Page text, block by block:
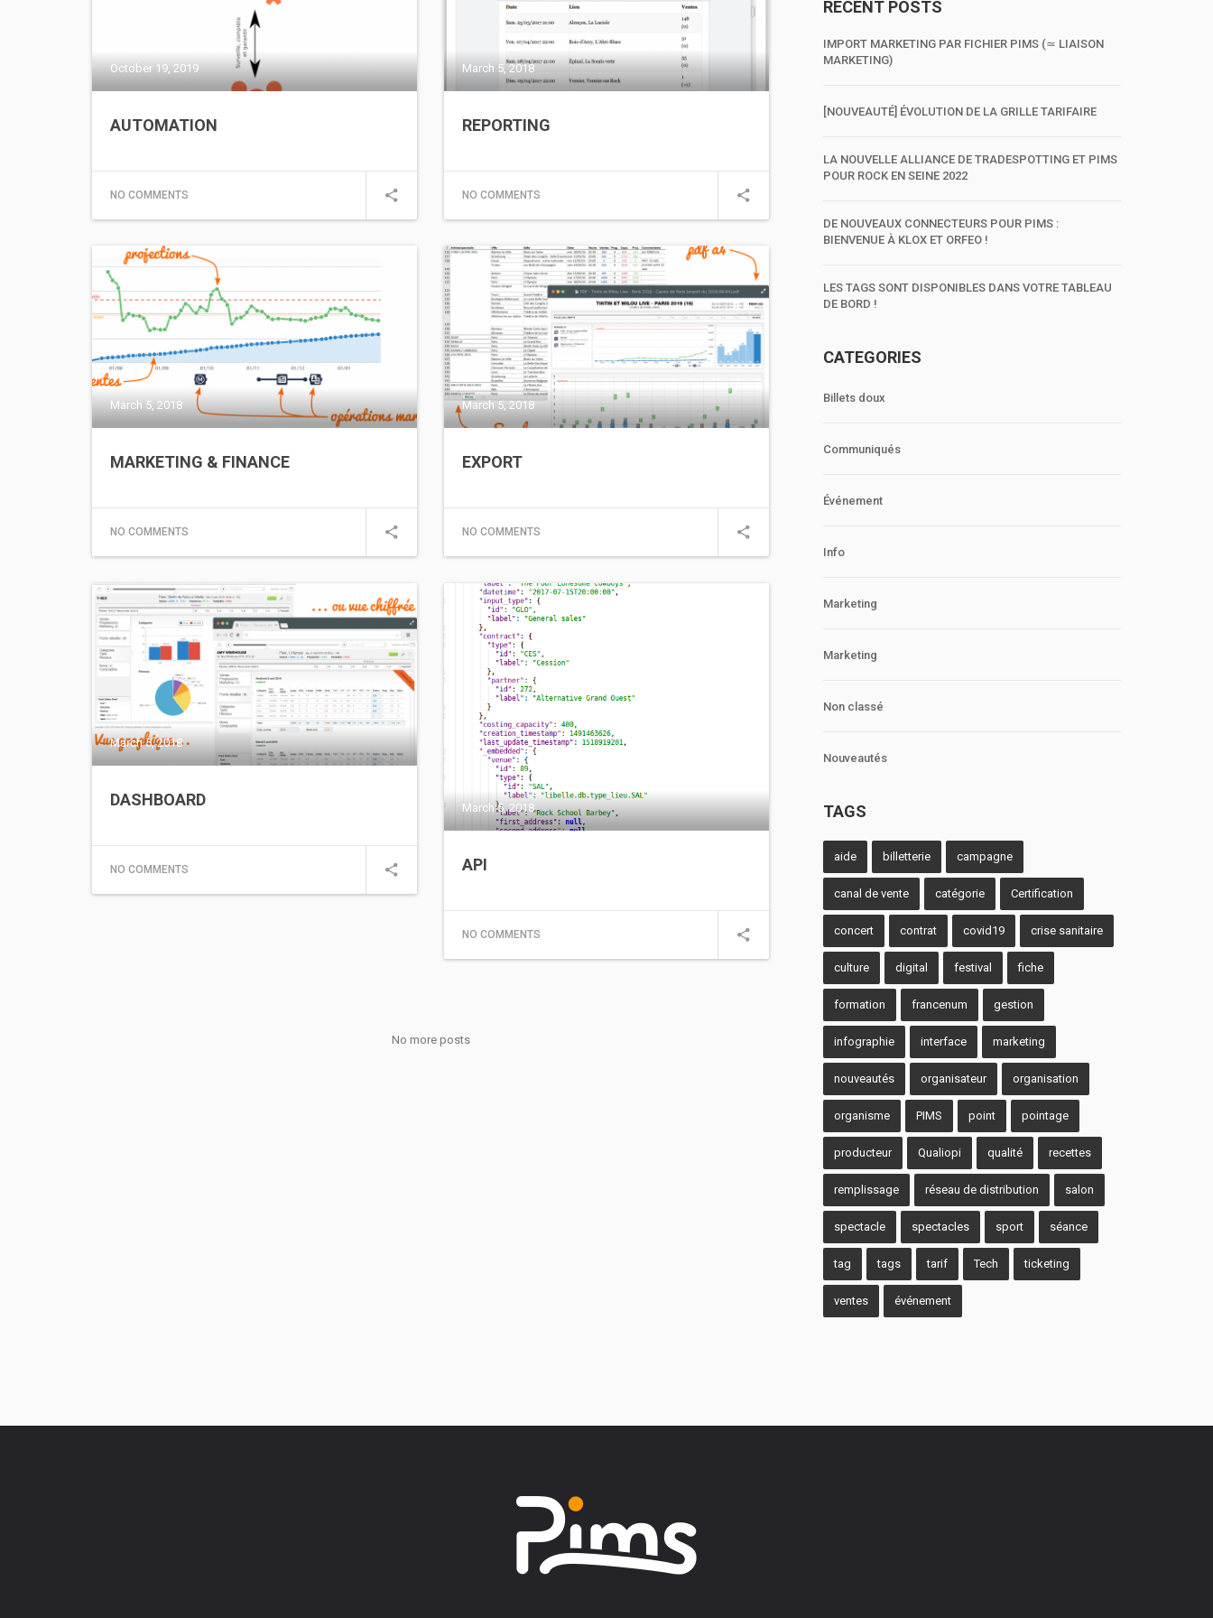
October 19, 2019
AUTOMATION
NO COMMENTS
March 5, 2018
REPORTING
NO COMMENTS
March 5, 2018
MARKETING & FINANCE
NO COMMENTS
March 5, 2018
EXPORT
NO COMMENTS
March 5, 2018
DASHBOARD
NO COMMENTS
March 5, 2018
API
NO COMMENTS
No more posts
RECENT POSTS
IMPORT MARKETING PAR FICHIER PIMS (≃ LIAISON
MARKETING)
[NOUVEAUTÉ] ÉVOLUTION DE LA GRILLE TARIFAIRE
LA NOUVELLE ALLIANCE DE TRADESPOTTING ET PIMS
POUR ROCK EN SEINE 2022
DE NOUVEAUX CONNECTEURS POUR PIMS :
BIENVENUE À KLOX ET ORFEO !
LES TAGS SONT DISPONIBLES DANS VOTRE TABLEAU
DE BORD !
CATEGORIES
Billets doux
Communiqués
Événement
Info
Marketing
Marketing
Non classé
Nouveautés
TAGS
aide billetterie campagne
canal de vente catégorie Certification
concert contrat covid19 crise sanitaire
culture digital festival fiche
formation francenum gestion
infographie interface marketing
nouveautés organisateur organisation
organisme PIMS point pointage
producteur Qualiopi qualité recettes
remplissage réseau de distribution salon
spectacle spectacles sport séance
tag tags tarif Tech ticketing
ventes événement